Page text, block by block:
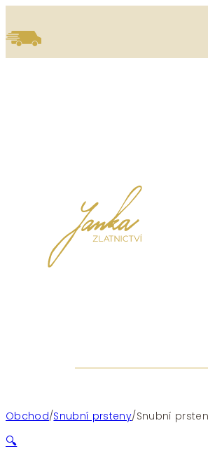
Obchod/Snubní prsteny/Snubní
🔍